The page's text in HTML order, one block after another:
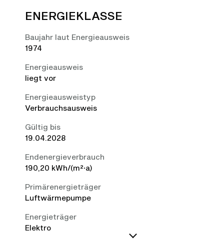
ENERGIEKLASSE
Baujahr laut Energieausweis
1974
Energieausweis
liegt vor
Energie­ausweistyp
Verbrauchsausweis
Gültig bis
19.04.2028
Endenergieverbrauch
190,20 kWh/(m²·a)
Primärenergieträger
Luftwärmepumpe
Energieträger
Elektro